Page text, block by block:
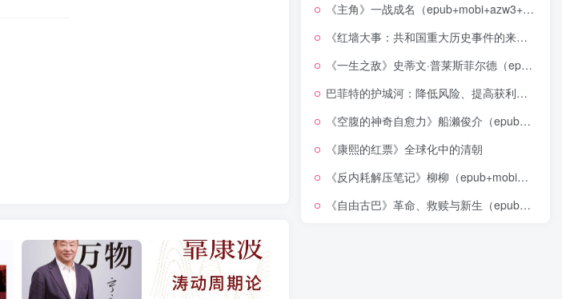
《主角》一战成名（epub+mobi+azw3+pdf）
《红墙大事：共和国重大历史事件的来龙去脉》（全二册）（pdf）
《一生之敌》史蒂文·普莱斯菲尔德（epub+mobi+azw3+pdf）
巴菲特的护城河：降低风险、提高获利的股市真规则(epub+azw3+mobi)
《空腹的神奇自愈力》船濑俊介（epub+mobi+azw3+pdf）
《康熙的红票》全球化中的清朝
《反内耗解压笔记》柳柳（epub+mobi+azw3+pdf）
《自由古巴》革命、救赎与新生（epub+mobi+azw3+pdf）